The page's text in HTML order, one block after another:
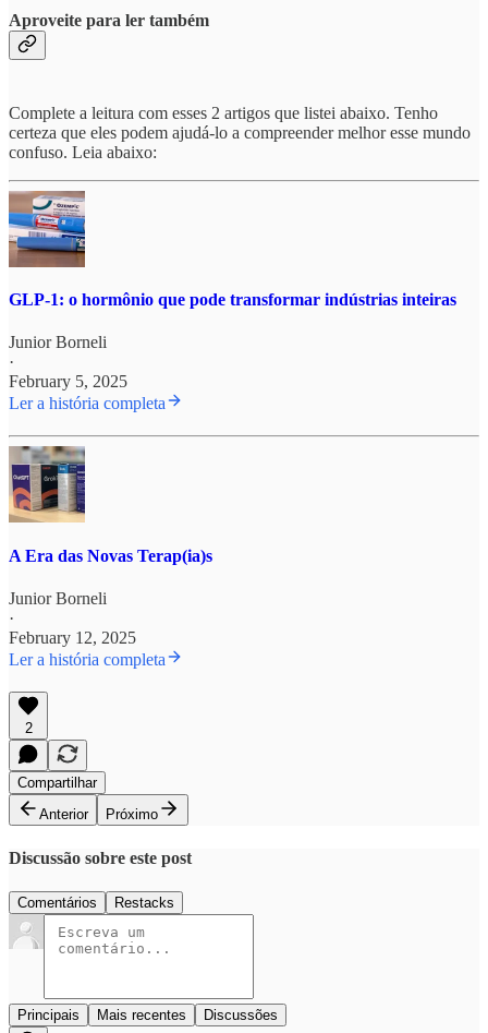
Aproveite para ler também
Complete a leitura com esses 2 artigos que listei abaixo. Tenho
certeza que eles podem ajudá-lo a compreender melhor esse mundo
confuso. Leia abaixo:
GLP-1: o hormônio que pode transformar indústrias inteiras
Junior Borneli
·
February 5, 2025
Ler a história completa
A Era das Novas Terap(ia)s
Junior Borneli
·
February 12, 2025
Ler a história completa
2
Compartilhar
Anterior
Próximo
Discussão sobre este post
Comentários Restacks
Principais Mais recentes Discussões